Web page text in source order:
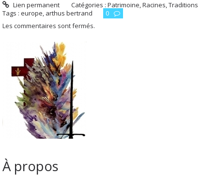
Lien permanent Catégories :Patrimoine, Racines, Traditions
Tags : europe, arthus bertrand
0
Les commentaires sont fermés.
À propos